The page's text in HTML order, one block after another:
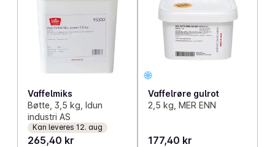
Vaffelmiks
Bøtte, 3,5 kg, Idun
industri AS
Kan leveres 12. aug
265,40 kr
Vaffelrøre gulrot
2,5 kg, MER ENN
177,40 kr